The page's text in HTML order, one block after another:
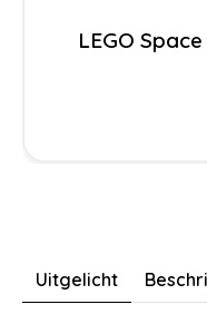
LEGO
Uitgelicht